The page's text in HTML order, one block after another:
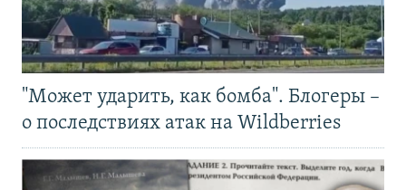
"Может ударить, как бомба". Блогеры –
о последствиях атак на Wildberries